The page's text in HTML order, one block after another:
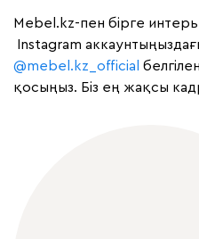
Mebel.kz-пен бірге
Instagram
@mebel.kz_official
қосыңыз. Біз ең жақсы